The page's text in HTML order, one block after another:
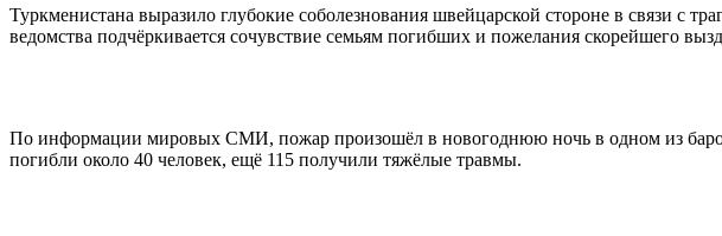
Туркменистана выразило глубокие соболезнования швейцарской стороне в связи
ведомства подчёркивается сочувствие семьям погибших и пожелания скорейшего
По информации мировых СМИ, пожар произошёл в новогоднюю ночь в одном из баров
погибли около 40 человек, ещё 115 получили тяжёлые травмы.